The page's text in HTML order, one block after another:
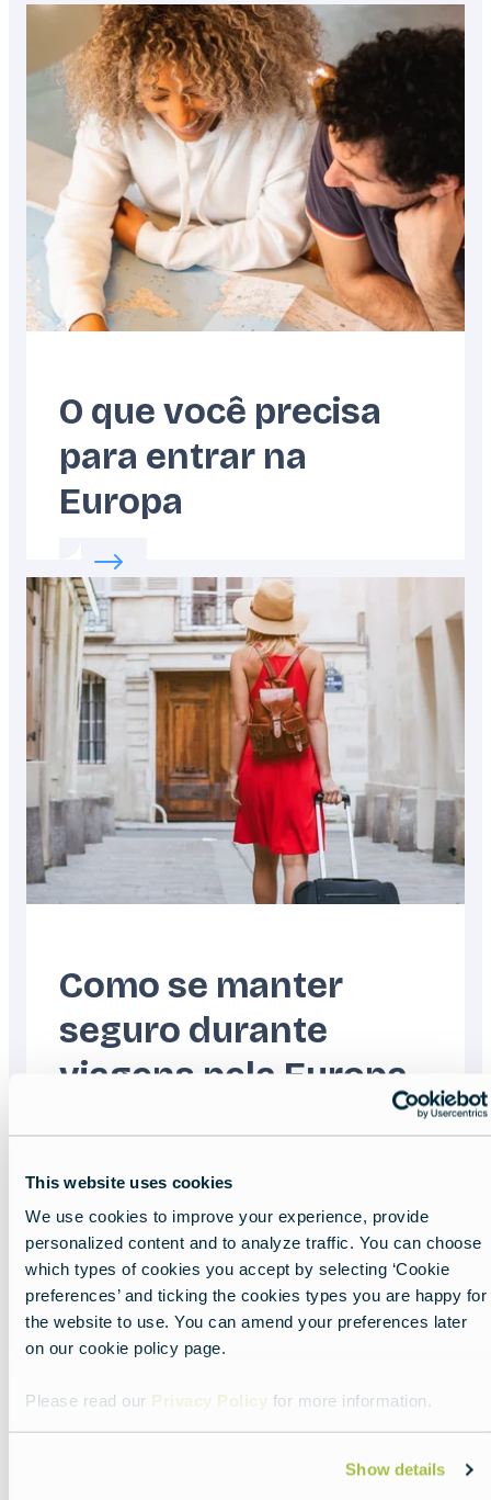
This website uses cookies
We use cookies to improve your experience, provide
personalized content and to analyze traffic. You can choose
which types of cookies you accept by selecting ‘Cookie
preferences’ and ticking the cookies types you are happy for
the website to use. You can amend your preferences later
on our cookie policy page.
Please read our Privacy Policy for more information.
Show details
Featured
image
O que você precisa
para entrar na
Europa
Read more about:
Featured
image
Como se manter
seguro durante
viagens pela Europa
Como se manter seguro
image